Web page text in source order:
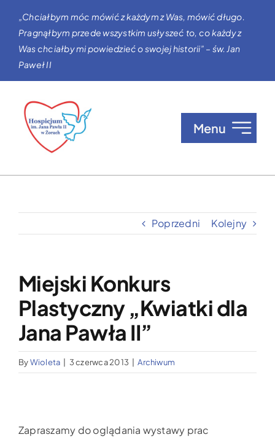
zawartości
„Chciałbym móc mówić z każdym z Was, mówić długo.
Pragnąłbym przede wszystkim usłyszeć to, co każdy z
Was chciałby mi powiedzieć o swojej historii” – św. Jan
Paweł II
Menu
Wypożyczalnia sprzętu medycznego
Aktualności
Jak możesz nam pomóc?
Poprzedni Kolejny
Miejski Konkurs
Plastyczny „Kwiatki dla
Jana Pawła II”
ByWioleta 3 czerwca 2013 Archiwum
Zapraszamy do oglądania wystawy prac